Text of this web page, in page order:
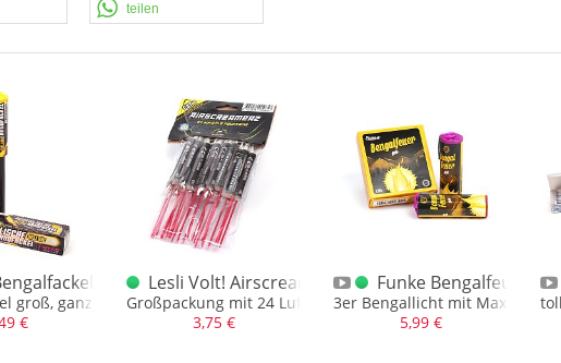
teilen
am Stab
gelb Einzelschachtel
groß, ganzjährig
€
Lesli Volt! Airscreamerz Luftheuler
Großpackung mit 24 Luftheuler, Ganzjahresfeuerwerk
3,75 €
Funke Bengalfeuer
3er Bengallicht mit Max. NEM
5,99 €